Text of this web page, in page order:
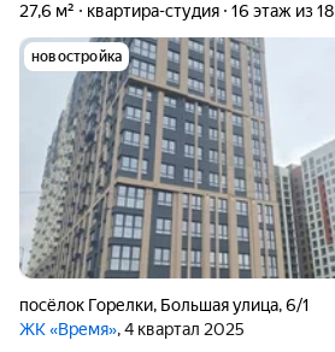
27,6 м² квартира-студия 16 этаж из 18
новостройка
посёлок Горелки, Большая улица,6/1
ЖК «Время», 4 квартал 2025